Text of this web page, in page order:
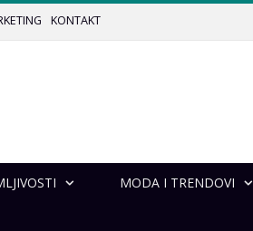
KONTAKT
MODA I TRENDOVI